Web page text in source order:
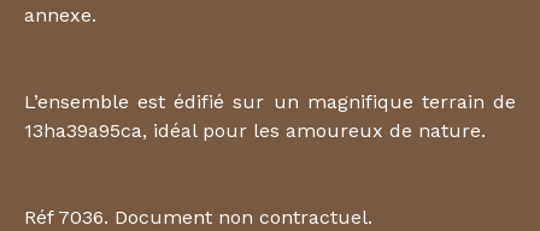
annexe.
L’ensemble est édifié sur un magnifique terrain de
13ha39a95ca, idéal pour les amoureux de nature.
Réf 7036. Document non contractuel.